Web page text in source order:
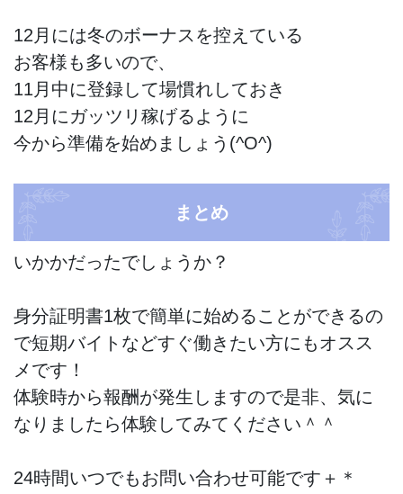
12月には冬のボーナスを控えている
お客様も多いので、
11月中に登録して場慣れしておき
12月にガッツリ稼げるように
今から準備を始めましょう(^O^)
まとめ
いかかだったでしょうか？
身分証明書1枚で簡単に始めることができるの
で短期バイトなどすぐ働きたい方にもオスス
メです！
体験時から報酬が発生しますので是非、気に
なりましたら体験してみてください＾＾
24時間いつでもお問い合わせ可能です＋＊